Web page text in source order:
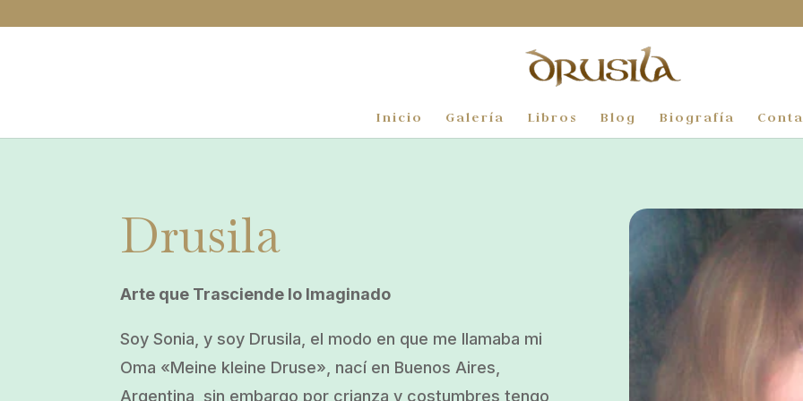
Inicio Galería Libros Blog Biografía
Drusila
Arte que Trasciende lo Imaginado
Soy Sonia, y soy Drusila, el modo en que me llamaba mi
Oma «Meine kleine Druse», nací en Buenos Aires,
Argentina, sin embargo por crianza y costumbres tengo